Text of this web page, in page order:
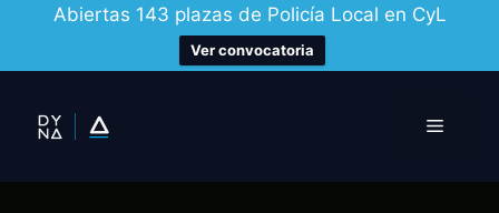
Abiertas 143 plazas de Policía Local en CyL
Ver convocatoria
contenido
Menú